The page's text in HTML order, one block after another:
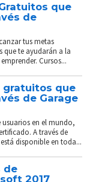
que
de
tus metas
que te ayudarán a la
Cursos...
gratuitos que
de Garage
usuarios en el mundo,
A través de
disponible en toda...
de
2017